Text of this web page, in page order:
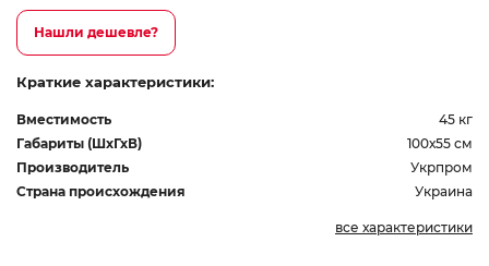
Нашли дешевле?
Краткие характеристики:
Вместимость
45 кг
Габариты (ШхГхВ)
100х55 см
Производитель
Укрпром
Страна происхождения
Украина
все характеристики